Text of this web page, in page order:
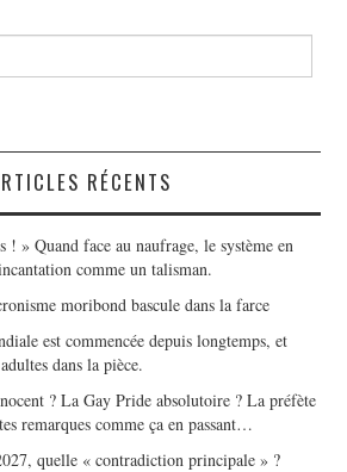
RÉCENTS
! » Quand face au naufrage, le système en
comme un talisman.
moribond bascule dans la farce
est commencée depuis longtemps, et
dans la pièce.
? La Gay Pride absolutoire ? La préfète
remarques comme ça en passant…
quelle « contradiction principale » ?